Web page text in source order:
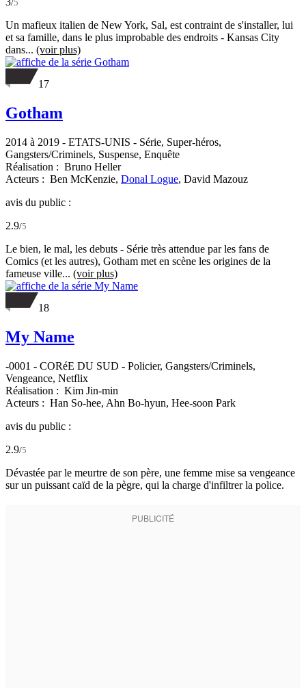
/5
Un mafieux italien de New York, Sal, est contraint de s'installer, lui
et sa famille, dans le plus improbable des endroits - Kansas City
dans... (voir plus)
17
Gotham
2014 à 2019 - ETATS-UNIS - Série, Super-héros,
Gangsters/Criminels, Suspense, Enquête
Réalisation : Bruno Heller
Acteurs : Ben McKenzie, Donal Logue, David Mazouz
avis du public :
2.9/5
Le bien, le mal, les debuts - Série très attendue par les fans de
Comics (et les autres), Gotham met en scène les origines de la
fameuse ville... (voir plus)
18
My Name
-0001 - CORéE DU SUD - Policier, Gangsters/Criminels,
Vengeance, Netflix
Réalisation : Kim Jin-min
Acteurs : Han So-hee, Ahn Bo-hyun, Hee-soon Park
avis du public :
2.9/5
Dévastée par le meurtre de son père, une femme mise sa vengeance
sur un puissant caïd de la pègre, qui la charge d'infiltrer la police.